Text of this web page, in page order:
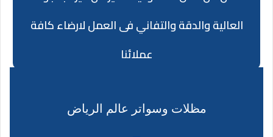
العالية والدقة والتفاني فى العمل لارضاء كافة
عملائنا
مظلات وسواتر عالم الرياض